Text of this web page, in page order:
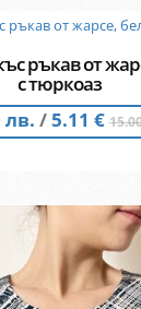
ръкав от
с тюркоаз
лв. /5.11 €